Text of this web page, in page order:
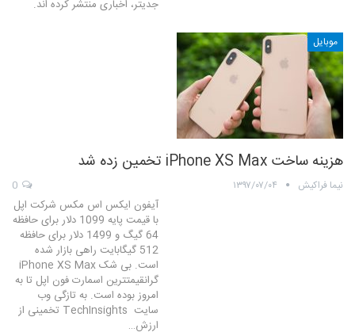
جدیتر، اخباری منتشر کرده اند.
موبایل
هزینه ساخت iPhone XS Max تخمین زده شد
نیما فراکیش ۱۳۹۷/۰۷/۰۴
آیفون ایکس اس مکس شرکت اپل
با قیمت پایه 1099 دلار برای حافظه
64 گیگ و 1499 دلار برای حافظه
512 گیگابایت راهی بازار شده
است. بی شک iPhone XS Max
گرانقیمتترین اسمارت فون اپل تا به
امروز بوده است. به تازگی وب
سایت TechInsights تخمینی از
ارزش…